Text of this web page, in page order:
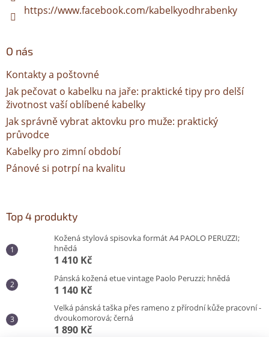
https://www.facebook.com/kabelkyodhrabenky
O nás
Kontakty a poštovné
Jak pečovat o kabelku na jaře: praktické tipy pro delší
životnost vaší oblíbené kabelky
Jak správně vybrat aktovku pro muže: praktický
průvodce
Kabelky pro zimní období
Pánové si potrpí na kvalitu
Top 4 produkty
Kožená stylová spisovka formát A4 PAOLO PERUZZI;
hnědá
1 410 Kč
Pánská kožená etue vintage Paolo Peruzzi; hnědá
1 140 Kč
Velká pánská taška přes rameno z přírodní kůže pracovní -
dvoukomorová; černá
1 890 Kč